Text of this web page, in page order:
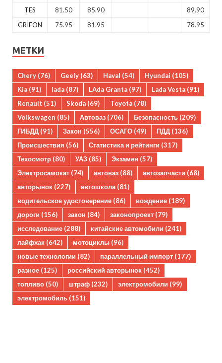
TES
81.50 85.90
89.90
GRIFON
75.95 81.95 78.95
МЕТКИ
Chery (76) Geely (63) Haval (54) Hyundai (105)
Kia (91) lada (87) LAda Granta (97) Lada Vesta (91)
Renault (51) Skoda (69) Toyota (78)
Volkswagen (85) Автоваз (706) Безопасность (209)
ГИБДД (91) Закон (556) ОСАГО (49) ПДД (136)
Происшествия (56) Статистика и рейтинги (317)
Техосмотр (80) УАЗ (85) Экзамен (57)
Электросамокат (74) автоваз (88) автозапчасти (68)
авторынок (227) автошкола(81)
водительское удостоверение (86) вождение (189)
дороги (156) закон (84) законопроект (79)
исследование (288) китайские автомобили (241)
лайфхак (642) мотоциклы (96)
новые технологии (82) параллельный импорт (177)
разное (125) российский авторынок (452)
топливо (50) штраф (232) электромобили (99)
электромобиль (151)